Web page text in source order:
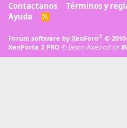
Contactanos Términos y
Ayuda
R
Forum software by XenForo® ©
XenPorta 2 PRO © Jason Axelrod of